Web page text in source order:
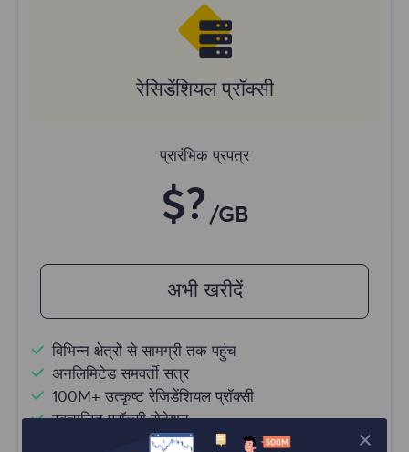
रेसिडेंशियल प्रॉक्सी
प्रारंभिक प्रपत्र
$? /GB
अभी खरीदें
विभिन्न क्षेत्रों से सामग्री तक पहुंच
अनलिमिटेड समवर्ती सत्र
100M+ उत्कृष्ट रेजिडेंशियल प्रॉक्सी
स्वचालित प्रॉक्सी रोटेशन
HTTP(S)/SOCKS5